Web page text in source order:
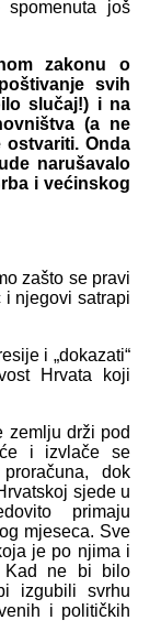
još
zakonu o
svih
slučaj!) i na
(a ne
ostvariti. Onda
narušavalo
i većinskog
zašto se pravi
i njegovi satrapi
i „dokazati“
Hrvata koji
zemlju drži pod
i izvlače se
dok
sjede u
primaju
mjeseca. Sve
je po njima i
Kad ne bi bilo
izgubili svrhu
i političkih